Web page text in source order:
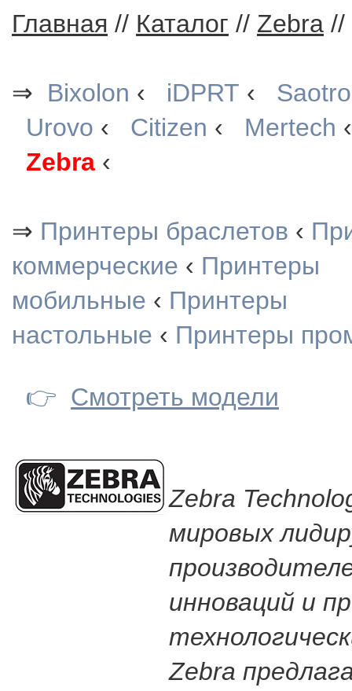
Главная // Каталог // Zebra //
⇒ Bixolon ‹ iDPRT ‹
Urovo ‹ Citizen ‹ Mertech
Zebra ‹
⇒ Принтеры браслетов ‹
коммерческие ‹ Принтеры
мобильные ‹ Принтеры
настольные ‹ Принтеры
👉 Смотреть модели
Zebra
мировых
инноваций и
Zebra